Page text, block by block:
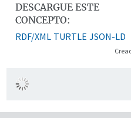
DESCARGUE ESTE
CONCEPTO:
RDF/XML TURTLE JSON-LD